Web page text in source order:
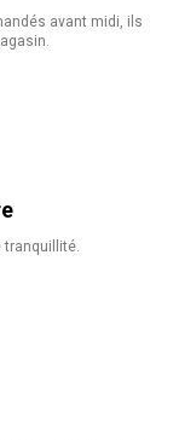
avant midi, ils
tranquillité.